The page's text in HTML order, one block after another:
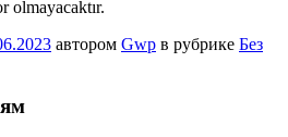
olmayacaktır.
автором Gwp в рубрике Без